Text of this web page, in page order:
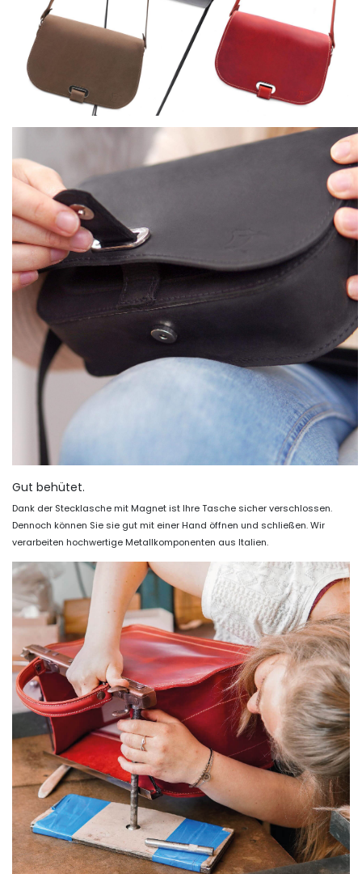
Gut behütet.
Dank der Stecklasche mit Magnet ist Ihre Tasche sicher verschlossen.
Dennoch können Sie sie gut mit einer Hand öffnen und schließen. Wir
verarbeiten hochwertige Metallkomponenten aus Italien.